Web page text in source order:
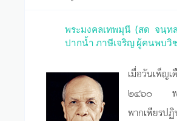
พระมงคลเทพมุนี (สด จนฺท
ปากน้ำ ภาษีเจริญ ผู้คนพบวิ
เมื่อวันเพ็
๒๔๖๐ พร
พากเพียรปฏิ